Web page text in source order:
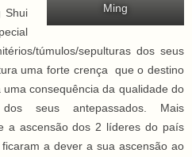
Ming
Shui
túmulos/sepulturas dos seus
uma forte crença que o destino
consequência da qualidade do
seus antepassados. Mais
a ascensão dos 2 líderes do país
a dever a sua ascensão ao